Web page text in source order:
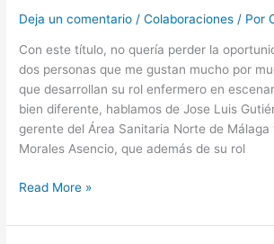
Deja un comentario /Colaboraciones / Por
Con este título, no quería perder la
dos personas que me gustan mucho por
que desarrollan su rol enfermero en
bien diferente, hablamos de Jose Luis
gerente del Área Sanitaria Norte de Málaga
Morales Asencio, que además de su rol
“Investigación
eSalud:
Read More »